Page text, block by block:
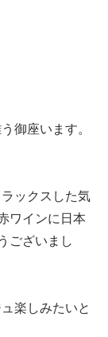
御座います。
ックスした気
ワインに日本
ございまし
楽しみたいと